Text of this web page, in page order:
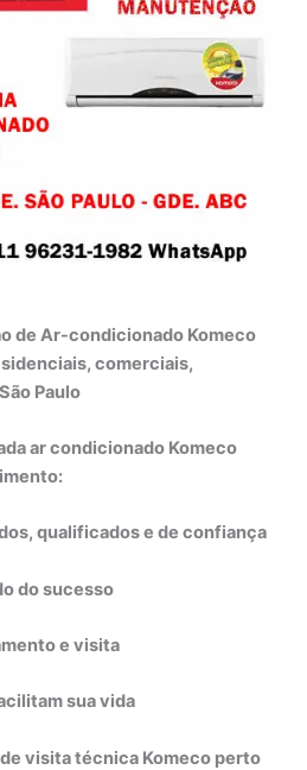
de Ar-condicionado Komeco
comerciais,
Paulo
ar condicionado Komeco
qualificados e de confiança
do sucesso
e visita
sua vida
visita técnica Komeco perto